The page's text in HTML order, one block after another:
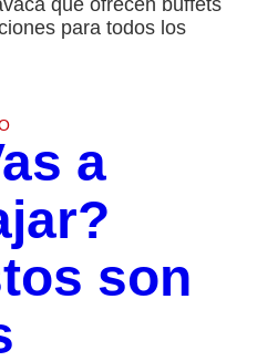
para todos los
a
son